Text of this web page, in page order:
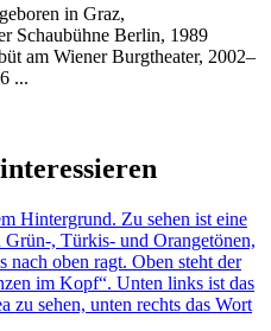
in Graz,
Schaubühne Berlin, 1989
am Wiener Burgtheater, 2002–
...